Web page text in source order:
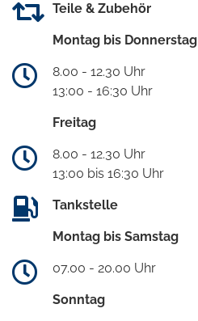
Teile & Zubehör
Montag bis Donnerstag
8.00 - 12.30 Uhr
13:00 - 16:30 Uhr
Freitag
8.00 - 12.30 Uhr
13:00 bis 16:30 Uhr
Tankstelle
Montag bis Samstag
07.00 - 20.00 Uhr
Sonntag